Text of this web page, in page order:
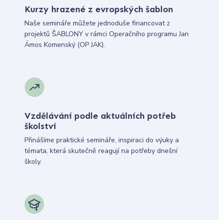
Kurzy hrazené z evropských šablon
Naše semináře můžete jednoduše financovat z
projektů ŠABLONY v rámci Operačního programu Jan
Ámos Komenský (OP JAK).
Vzdělávání podle aktuálních potřeb
školství
Přinášíme praktické semináře, inspiraci do výuky a
témata, která skutečně reagují na potřeby dnešní
školy.